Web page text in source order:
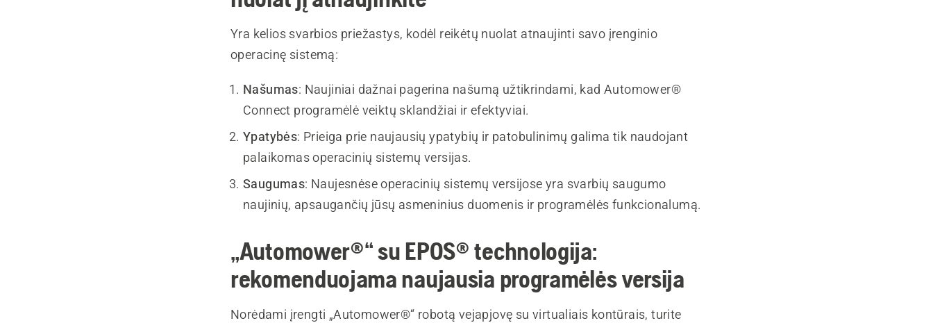
Yra kelios svarbios priežastys, kodėl reikėtų nuolat atnaujinti savo įrenginio
operacinę sistemą:
Našumas: Naujiniai dažnai pagerina našumą užtikrindami, kad Automower®
Connect programėlė veiktų sklandžiai ir efektyviai.
Ypatybės: Prieiga prie naujausių ypatybių ir patobulinimų galima tik naudojant
palaikomas operacinių sistemų versijas.
Saugumas: Naujesnėse operacinių sistemų versijose yra svarbių saugumo
naujinių, apsaugančių jūsų asmeninius duomenis ir programėlės funkcionalumą.
„Automower®“ su EPOS® technologija:
rekomenduojama naujausia programėlės versija
Norėdami įrengti „Automower®“ robotą vejapjovę su virtualiais kontūrais, turite